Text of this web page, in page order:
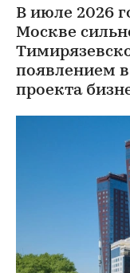
В июле 2026
Москве
появлением
проекта